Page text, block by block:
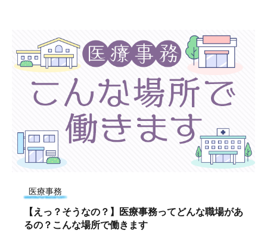
医療事務
【えっ？そうなの？】医療事務ってどんな職場があ
るの？こんな場所で働きます